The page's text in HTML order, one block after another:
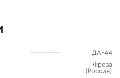
ДА-44
Фреза
(Россия)